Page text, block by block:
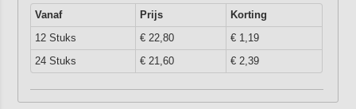
Vanaf Prijs
Korting
12 Stuks
€ 22,80
€ 1,19
24 Stuks
€ 21,60 € 2,39